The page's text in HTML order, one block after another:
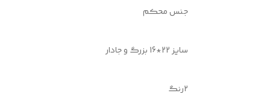
جنس محکم
سایز 22*16 بزرگ و جادار
۲رنگ